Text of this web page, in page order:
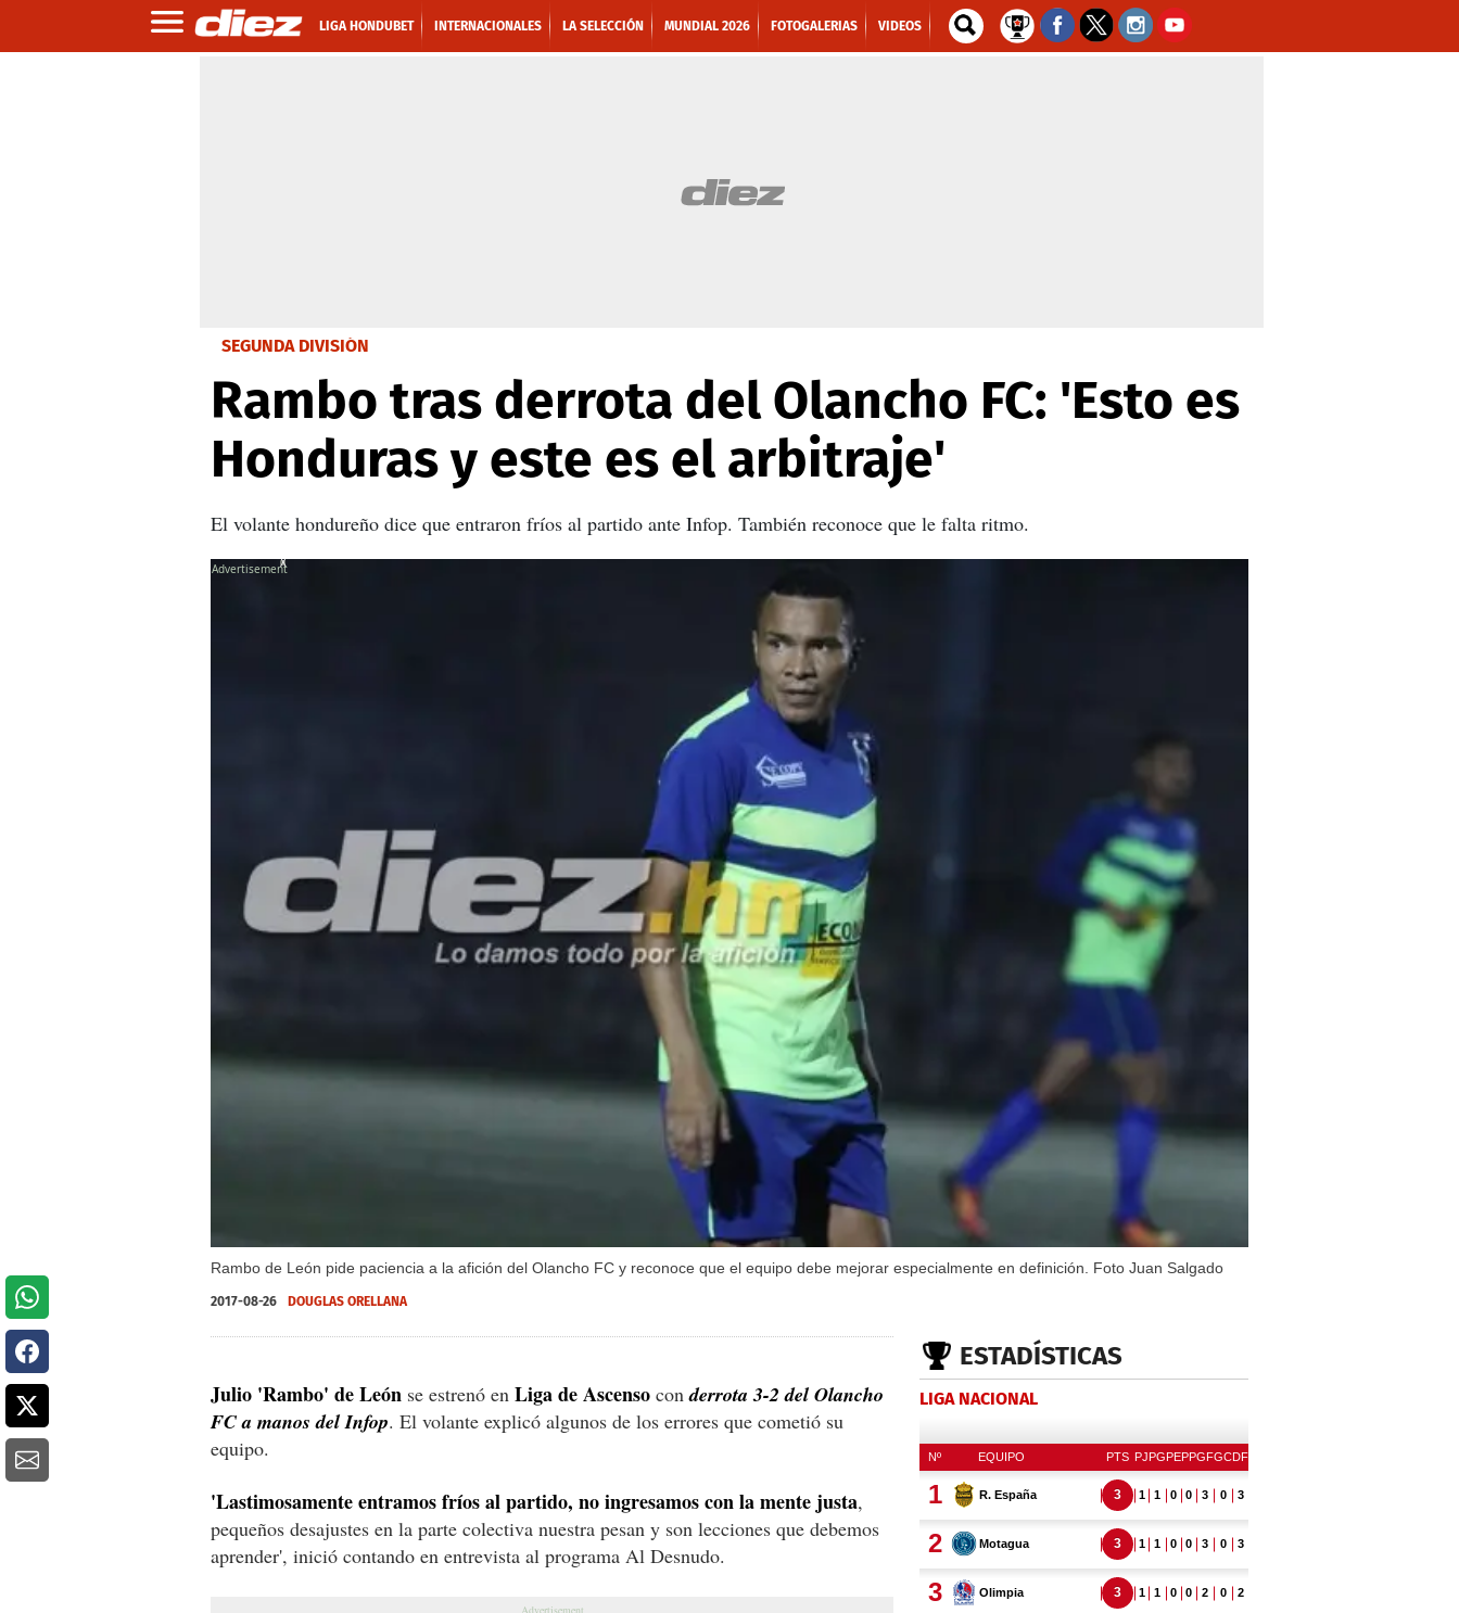
LIGA HONDUBET INTERNACIONALES LA SELECCIÓN MUNDIAL 2026 FOTOGALERIAS VIDEOS
SEGUNDA DIVISIÓN
Rambo tras derrota del Olancho FC: 'Esto es
Honduras y este es el arbitraje'
El volante hondureño dice que entraron fríos al partido ante Infop. También reconoce que le falta ritmo.
Rambo de León pide paciencia a la afición del Olancho FC y reconoce que el equipo debe mejorar especialmente en definición. Foto Juan Salgado
X
2017-08-26 DOUGLAS ORELLANA
Julio 'Rambo' de León se estrenó en Liga de Ascenso conderrota 3-2 del Olancho
FC a manos del Infop. El volante explicó algunos de los errores que cometió su
equipo.
'Lastimosamente entramos fríos al partido, no ingresamos con la mente justa,
pequeños desajustes en la parte colectiva nuestra pesan y son lecciones que debemos
aprender', inició contando en entrevista al programa Al Desnudo.
ESTADÍSTICAS
LIGA NACIONAL